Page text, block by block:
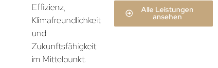
Effizienz,
Klimafreundlichkeit
und
Zukunftsfähigkeit
im Mittelpunkt.
Alle Leistungen
ansehen